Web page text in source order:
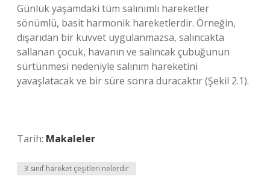
Günlük yaşamdaki tüm salınımlı hareketler
sönümlü, basit harmonik hareketlerdir. Örneğin,
dışarıdan bir kuvvet uygulanmazsa, salıncakta
sallanan çocuk, havanın ve salıncak çubuğunun
sürtünmesi nedeniyle salınım hareketini
yavaşlatacak ve bir süre sonra duracaktır (Şekil 2.1).
Tarih: Makaleler
3 sınıf hareket çeşitleri nelerdir